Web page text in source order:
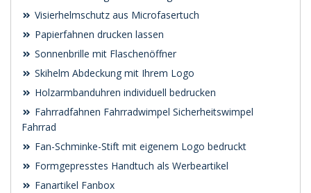
Visierhelmschutz aus Microfasertuch
Papierfahnen drucken lassen
Sonnenbrille mit Flaschenöffner
Skihelm Abdeckung mit Ihrem Logo
Holzarmbanduhren individuell bedrucken
Fahrradfahnen Fahrradwimpel Sicherheitswimpel
Fahrrad
Fan-Schminke-Stift mit eigenem Logo bedruckt
Formgepresstes Handtuch als Werbeartikel
Fanartikel Fanbox